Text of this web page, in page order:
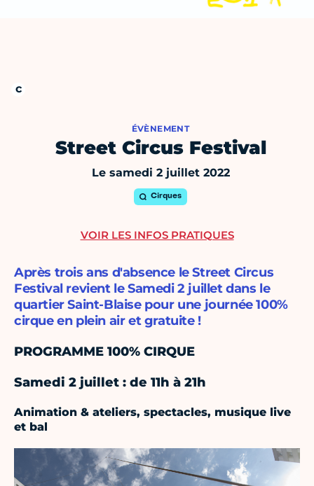
ÉVÈNEMENT
Street Circus Festival
Le samedi 2 juillet 2022
Cirques
Après trois ans d'absence le Street Circus
Festival revient le Samedi 2 juillet dans le
quartier Saint-Blaise pour une journée 100%
cirque en plein air et gratuite !
PROGRAMME 100% CIRQUE
Samedi 2 juillet : de 11h à 21h
Animation & ateliers, spectacles, musique live
et bal
VOIR LES INFOS PRATIQUES